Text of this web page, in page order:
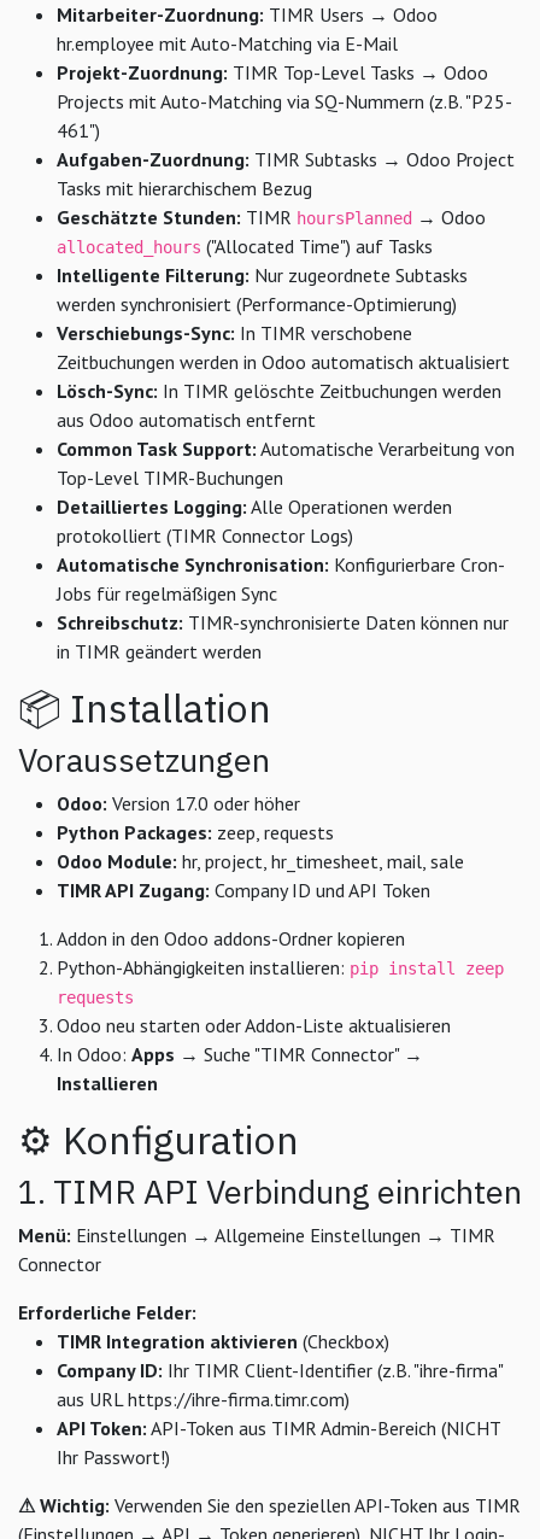
Mitarbeiter-Zuordnung: TIMR Users → Odoo
hr.employee mit Auto-Matching via E-Mail
Projekt-Zuordnung: TIMR Top-Level Tasks → Odoo
Projects mit Auto-Matching via SQ-Nummern (z.B. "P25-
461")
Aufgaben-Zuordnung: TIMR Subtasks → Odoo Project
Tasks mit hierarchischem Bezug
Geschätzte Stunden: TIMR hoursPlanned → Odoo
allocated_hours ("Allocated Time") auf Tasks
Intelligente Filterung: Nur zugeordnete Subtasks
werden synchronisiert (Performance-Optimierung)
Verschiebungs-Sync: In TIMR verschobene
Zeitbuchungen werden in Odoo automatisch aktualisiert
Lösch-Sync: In TIMR gelöschte Zeitbuchungen werden
aus Odoo automatisch entfernt
Common Task Support: Automatische Verarbeitung von
Top-Level TIMR-Buchungen
Detailliertes Logging: Alle Operationen werden
protokolliert (TIMR Connector Logs)
Automatische Synchronisation: Konfigurierbare Cron-
Jobs für regelmäßigen Sync
Schreibschutz: TIMR-synchronisierte Daten können nur
in TIMR geändert werden
📦 Installation
Voraussetzungen
Odoo: Version 17.0 oder höher
Python Packages: zeep, requests
Odoo Module: hr, project, hr_timesheet, mail, sale
TIMR API Zugang: Company ID und API Token
Addon in den Odoo addons-Ordner kopieren
Python-Abhängigkeiten installieren: pip install zeep
requests
Odoo neu starten oder Addon-Liste aktualisieren
In Odoo: Apps → Suche "TIMR Connector" →
Installieren
⚙ Konfiguration
1. TIMR API Verbindung einrichten
Menü: Einstellungen → Allgemeine Einstellungen → TIMR
Connector
Erforderliche Felder:
TIMR Integration aktivieren (Checkbox)
Company ID: Ihr TIMR Client-Identifier (z.B. "ihre-firma"
aus URL https://ihre-firma.timr.com)
API Token: API-Token aus TIMR Admin-Bereich (NICHT
Ihr Passwort!)
⚠ Wichtig: Verwenden Sie den speziellen API-Token aus TIMR
(Einstellungen → API → Token generieren), NICHT Ihr Login-